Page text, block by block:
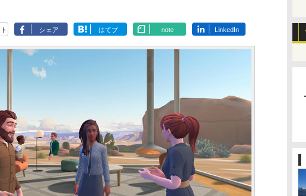
シェア はてブ note LinkedIn